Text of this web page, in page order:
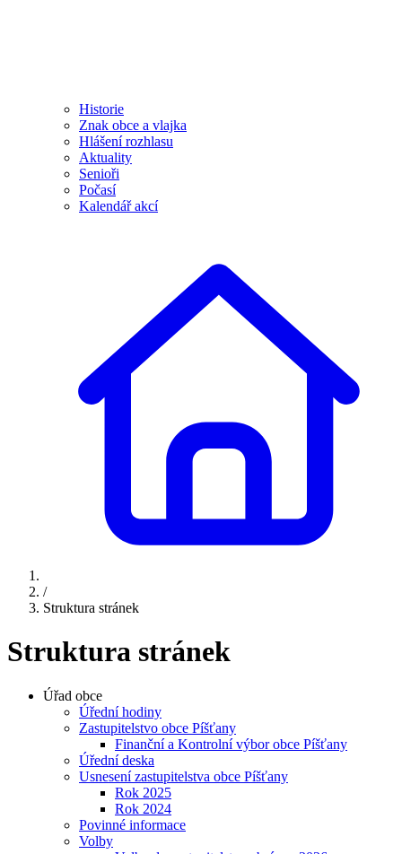
Historie
Znak obce a vlajka
Hlášení rozhlasu
Aktuality
Senioři
Počasí
Kalendář akcí
/
Struktura stránek
Struktura stránek
Úřad obce
Úřední hodiny
Zastupitelstvo obce Píšťany
Finanční a Kontrolní výbor obce Píšťany
Úřední deska
Usnesení zastupitelstva obce Píšťany
Rok 2025
Rok 2024
Povinné informace
Volby